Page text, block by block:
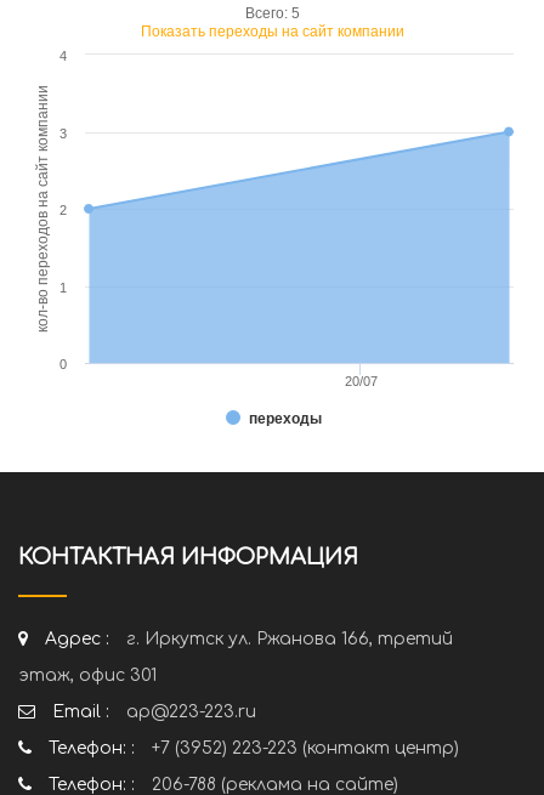
кол-во переходов на сайт компании
Всего: 5
Показать переходы на сайт компании
переходы
20/07
0
1
2
3
4
КОНТАКТНАЯ ИНФОРМАЦИЯ
Адрес :
г. Иркутск ул. Ржанова 166, третий
этаж, офис 301
Email :
ap@223-223.ru
Телефон: :
+7 (3952) 223-223 (контакт центр)
Телефон: :
206-788 (реклама на сайте)